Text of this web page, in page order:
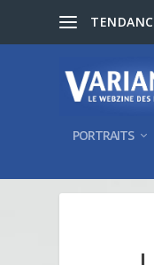
PORTRAITS